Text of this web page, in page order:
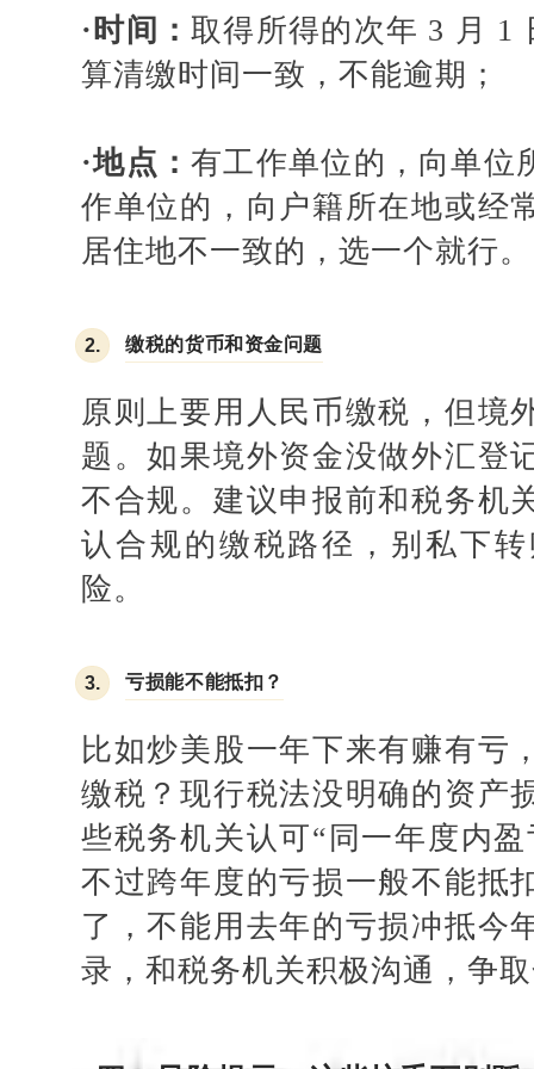
·时间：取得所得的次年 3 月 1
算清缴时间一致，不能逾期；
·地点：有工作单位的，向单位
作单位的，向户籍所在地或经
居住地不一致的，选一个就行。
2. 缴税的货币和资金问题
原则上要用人民币缴税，但境
题。如果境外资金没做外汇登
不合规。建议申报前和税务机
认合规的缴税路径，别私下
险。
3. 亏损能不能抵扣？
比如炒美股一年下来有赚有亏
缴税？现行税法没明确的资产
些税务机关认可“同一年度内
不过跨年度的亏损一般不能抵
了，不能用去年的亏损冲抵今
录，和税务机关积极沟通，争